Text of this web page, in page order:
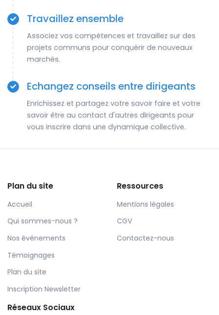
Travaillez ensemble
Associez vos compétences et travaillez sur des
projets communs pour conquérir de nouveaux
marchés.
Echangez conseils entre dirigeants
Enrichissez et partagez votre savoir faire et votre
savoir être au contact d'autres dirigeants pour
vous inscrire dans une dynamique collective.
Plan du site
Accueil
Qui sommes-nous ?
Nos événements
Témoignages
Plan du site
Inscription Newsletter
Ressources
Mentions légales
CGV
Contactez-nous
Réseaux Sociaux